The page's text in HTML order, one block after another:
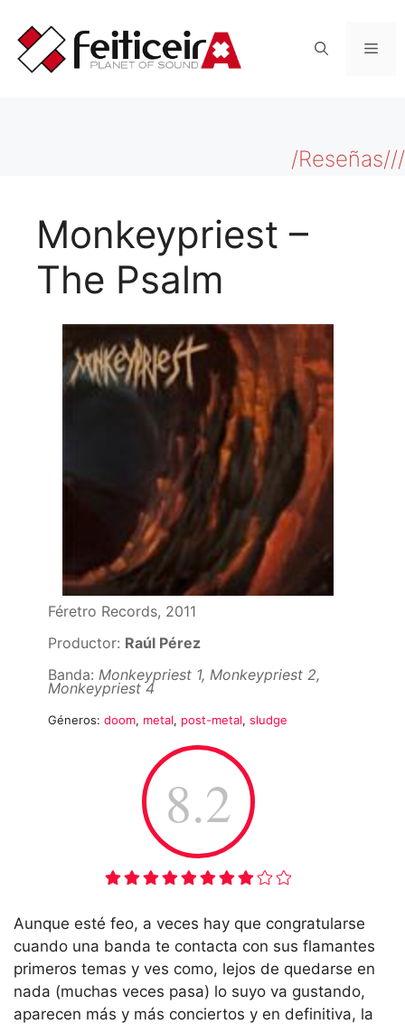
contenido
/Reseñas///
Monkeypriest –
The Psalm
Féretro Records, 2011
Productor: Raúl Pérez
Banda: Monkeypriest 1, Monkeypriest 2,
Monkeypriest 4
Géneros: doom, metal, post-metal, sludge
8.2
Aunque esté feo, a veces hay que congratularse
cuando una banda te contacta con sus flamantes
primeros temas y ves como, lejos de quedarse en
nada (muchas veces pasa) lo suyo va gustando,
aparecen más y más conciertos y en definitiva, la